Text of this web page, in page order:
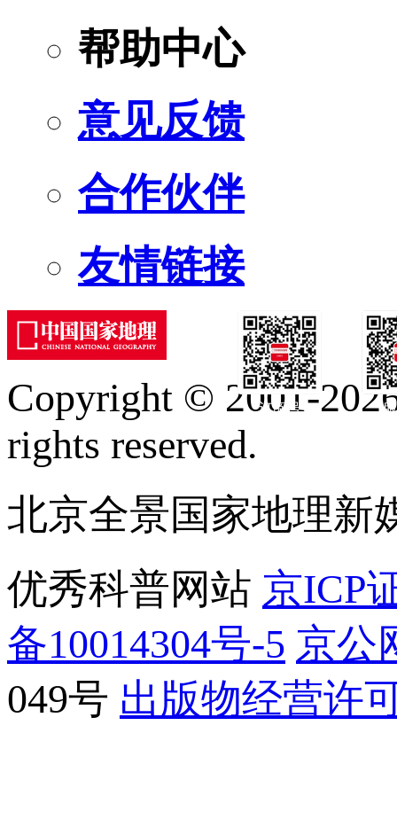
帮助中心
意见反馈
合作伙伴
友情链接
订阅号
Copyright © 2001-
rights reserved.
北京全景国家地理新
优秀科普网站 京ICP
备10014304号-5 京公
049号 出版物经营许